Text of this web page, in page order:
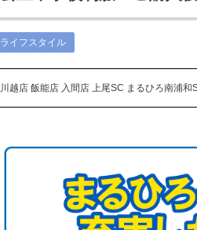
ライフスタイル
川越店 飯能店 入間店 上尾SC まるひろ南浦和